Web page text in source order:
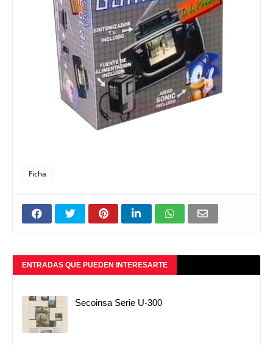
Ficha
ENTRADAS QUE PUEDEN INTERESARTE
Secoinsa Serie U-300